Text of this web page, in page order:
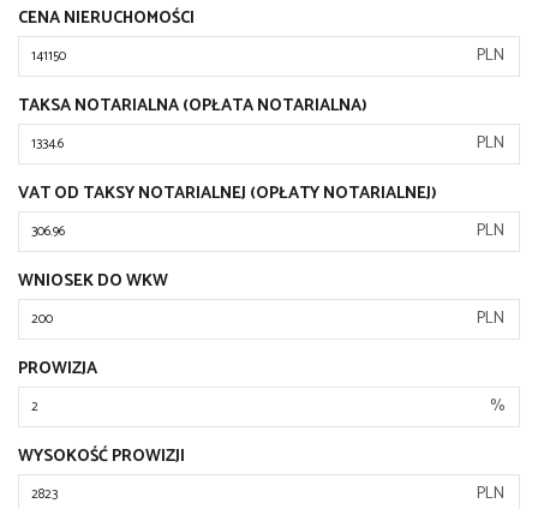
CENA NIERUCHOMOŚCI
PLN
TAKSA NOTARIALNA (OPŁATA NOTARIALNA)
PLN
VAT OD TAKSY NOTARIALNEJ (OPŁATY NOTARIALNEJ)
PLN
WNIOSEK DO WKW
PLN
PROWIZJA
%
WYSOKOŚĆ PROWIZJI
PLN